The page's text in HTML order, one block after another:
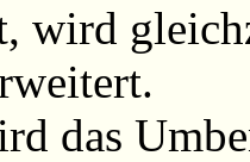
wird
das